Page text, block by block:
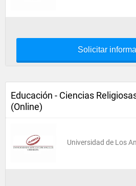
Solicitar
Educación - Ciencias
(Online)
Universidad de Los